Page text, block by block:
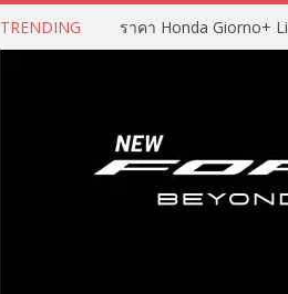
TRENDING ราคา Honda Giorno+